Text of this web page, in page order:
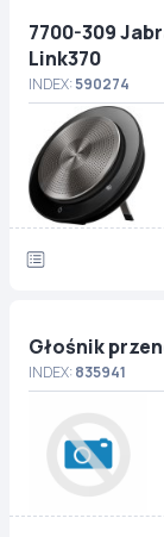
7700-309
Link370
INDEX:590274
Głośnik
INDEX:835941